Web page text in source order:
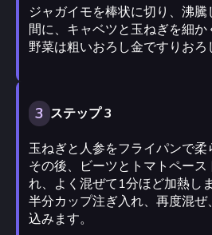
ジャガイモを棒状に切り、沸
間に、キャベツと玉ねぎを細
野菜は粗いおろし金ですりおろ
3 ステップ 3
玉ねぎと人参をフライパンで
その後、ビーツとトマトペー
れ、よく混ぜて1分ほど加熱し
半分カップ注ぎ入れ、再度混
込みます。